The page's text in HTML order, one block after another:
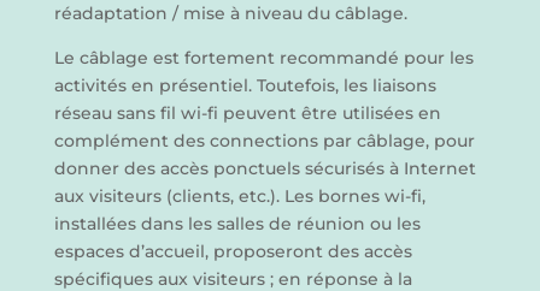
réadaptation / mise à niveau du câblage.
Le câblage est fortement recommandé pour les
activités en présentiel. Toutefois, les liaisons
réseau sans fil wi-fi peuvent être utilisées en
complément des connections par câblage, pour
donner des accès ponctuels sécurisés à Internet
aux visiteurs (clients, etc.). Les bornes wi-fi,
installées dans les salles de réunion ou les
espaces d’accueil, proposeront des accès
spécifiques aux visiteurs ; en réponse à la